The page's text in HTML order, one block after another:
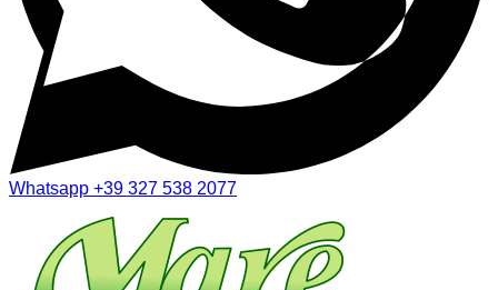
Whatsapp +39 327 538 2077